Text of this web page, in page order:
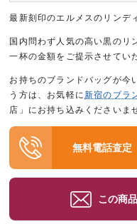
最新刻印のエルメスのリンデ
国内問わず人気の高い黒のリ
一杯の金額をご提示させてい
お持ちのブランドバッグが今
う方は、お気軽に新宿のブラ
店」にお持ち込みくださいま
無料電話査定
この商